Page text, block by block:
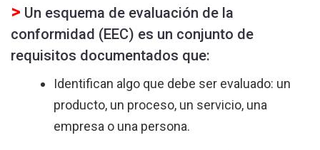
> Un esquema de evaluación de la
conformidad (EEC) es un conjunto de
requisitos documentados que:
Identifican algo que debe ser evaluado: un
producto, un proceso, un servicio, una
empresa o una persona.